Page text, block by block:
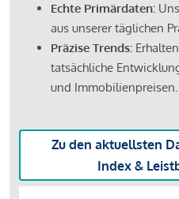
Echte Primärdaten:
aus unserer täglichen
Präzise Trends:
tatsächliche
und Immobilienpreisen.
Zu den aktuellsten
Index &